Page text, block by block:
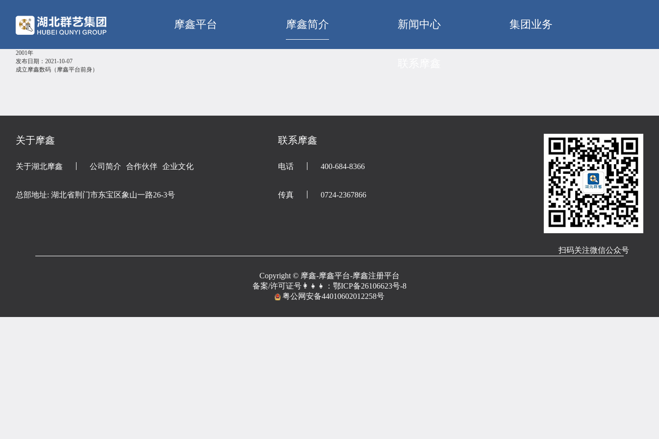
摩鑫平台 摩鑫简介 新闻中心 集团业务
2001年
发布日期：2021-10-07
成立摩鑫数码（摩鑫平台前身）
关于摩鑫
关于湖北摩鑫 公司简介 合作伙伴 企业文化
总部地址: 湖北省荆门市东宝区象山一路26-3号
联系摩鑫
电话 400-684-8366
传真 0724-2367866
扫码关注微信公众号
Copyright © 摩鑫-摩鑫平台-摩鑫注册平台
备案/许可证号👩‍👧‍👧： 鄂ICP备26106623号-8
粤公网安备44010602012258号